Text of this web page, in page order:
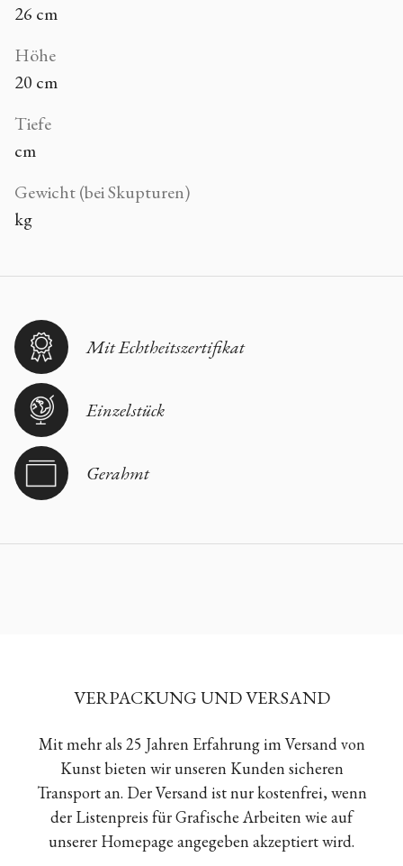
26 cm
Höhe
20 cm
Tiefe
cm
Gewicht (bei Skupturen)
kg
Mit Echtheitszertifikat
Einzelstück
Gerahmt
VERPACKUNG UND VERSAND
Mit mehr als 25 Jahren Erfahrung im Versand von
Kunst bieten wir unseren Kunden sicheren
Transport an. Der Versand ist nur kostenfrei, wenn
der Listenpreis für Grafische Arbeiten wie auf
unserer Homepage angegeben akzeptiert wird.